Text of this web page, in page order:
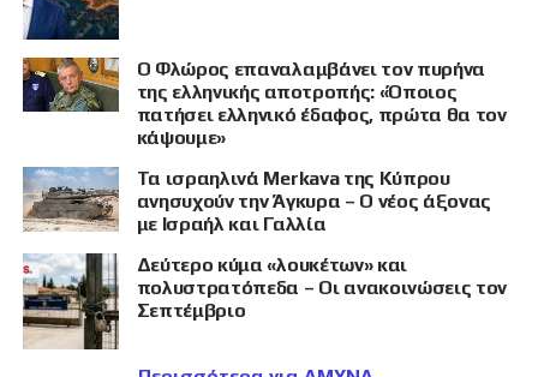
Ο Φλώρος επαναλαμβάνει τον πυρήνα
της ελληνικής αποτροπής: «Όποιος
πατήσει ελληνικό έδαφος, πρώτα θα τον
κάψουμε»
Τα ισραηλινά Merkava της Κύπρου
ανησυχούν την Άγκυρα – Ο νέος άξονας
με Ισραήλ και Γαλλία
Δεύτερο κύμα «λουκέτων» και
πολυστρατόπεδα – Οι ανακοινώσεις τον
Σεπτέμβριο